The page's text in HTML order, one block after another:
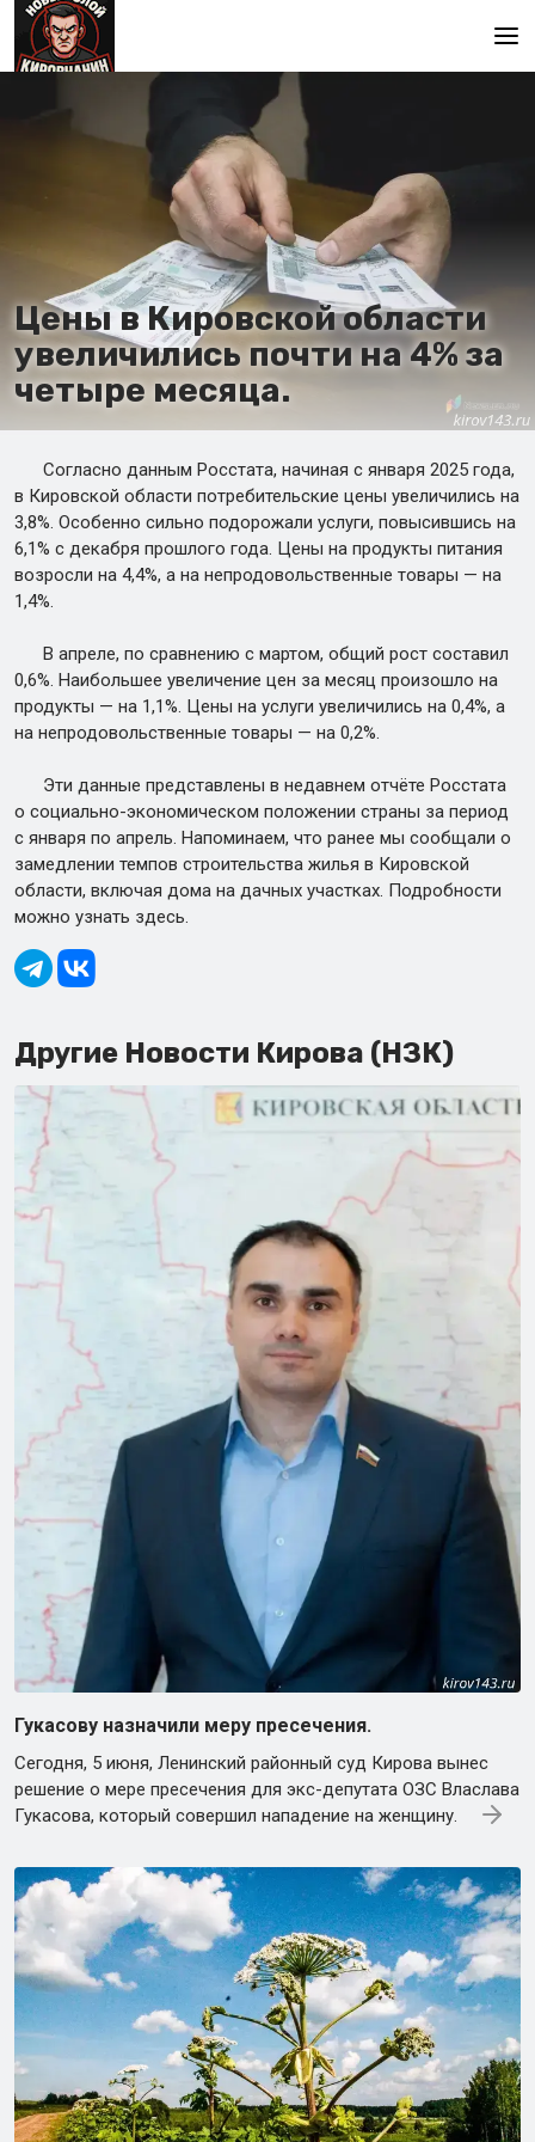
Main
Цены в Кировской области
увеличились почти на 4% за
четыре месяца.
Согласно данным Росстата, начиная с января 2025 года,
в Кировской области потребительские цены увеличились на
3,8%. Особенно сильно подорожали услуги, повысившись на
6,1% с декабря прошлого года. Цены на продукты питания
возросли на 4,4%, а на непродовольственные товары — на
1,4%.
В апреле, по сравнению с мартом, общий рост составил
0,6%. Наибольшее увеличение цен за месяц произошло на
продукты — на 1,1%. Цены на услуги увеличились на 0,4%, а
на непродовольственные товары — на 0,2%.
Эти данные представлены в недавнем отчёте Росстата
о социально-экономическом положении страны за период
с января по апрель. Напоминаем, что ранее мы сообщали о
замедлении темпов строительства жилья в Кировской
области, включая дома на дачных участках. Подробности
можно узнать здесь.
Другие Новости Кирова (НЗК)
Гукасову назначили меру пресечения.
Сегодня, 5 июня, Ленинский районный суд Кирова вынес
решение о мере пресечения для экс-депутата ОЗС Власлава
Гукасова, который совершил нападение на женщину.